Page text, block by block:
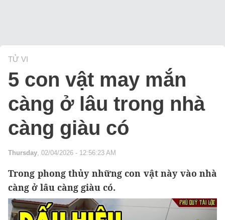
TỬ VI
5 con vật may mắn
càng ở lâu trong nhà
càng giàu có
Thursday, 02/04/2026 - 12:56:23 AM
Trong phong thủy những con vật này vào nhà
càng ở lâu càng giàu có.